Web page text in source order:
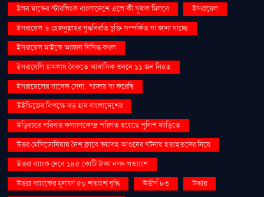
ইলন মাস্কের স্টারলিংক বাংলাদেশে এলে কী সুফল মিলবে
ইসরায়েল
ইসরায়েল ও হেজবুল্লাহর যুদ্ধবিরতি চুক্তি সম্পর্কিত যা জানা যাচ্ছে
ইসরায়েল মাইকে আজান নিষিদ্ধ করল
ইসরায়েলি হামলায় বৈরুতে আবাসিক ভবনে ১১ জন নিহত
ইসরায়েলের সাবেক সেনা: 'গাজায় যা করেছি
উইন্ডিজের বিপক্ষে বড় হার বাংলাদেশের
উড়িরচরে পরিবার কল্যাণকেন্দ্র পরিণত হয়েছে পুলিশ ফাঁড়িতে
উত্তর মেসিডোনিয়ায় নৈশ ক্লাবে ভয়াবহ আগুনের ঘটনায় হতাহতদের নিয়ে
উত্তরা ব্যাংক দেবে ১৪৫ কোটি টাকা নগদ লভ্যাংশ
উত্তরা ব্যাংকের মুনাফা ৫০ শতাংশ বৃদ্ধি
উত্তীর্ণ ৮৩
উদ্ধার